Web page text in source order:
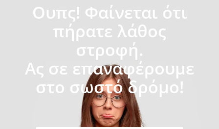
Ουπς! Φαίνεται ότι
πήρατε λάθος
στροφή.
Ας σε επαναφέρουμε
στο σωστό δρόμο!